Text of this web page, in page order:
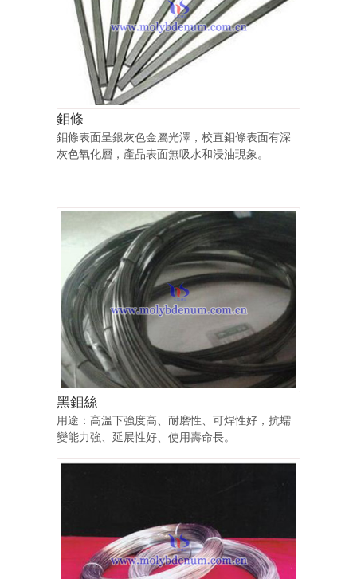
鉬條
鉬條表面呈銀灰色金屬光澤，校直鉬條表面有深
灰色氧化層，產品表面無吸水和浸油現象。
黑鉬絲
用途：高溫下強度高、耐磨性、可焊性好，抗蠕
變能力強、延展性好、使用壽命長。